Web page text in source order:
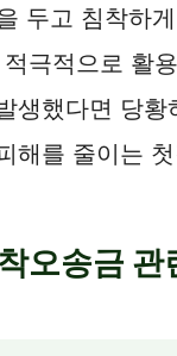
두고 침착하
적극적으로
생했다면 당
해를 줄이는
오송금 관